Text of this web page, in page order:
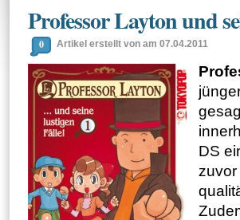
Professor Layton und
0 Artikel erstellt von am 07.04.2011
DS
zuvor